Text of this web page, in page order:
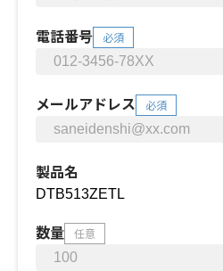
電話番号 必須
メールアドレス 必須
製品名
数量 任意